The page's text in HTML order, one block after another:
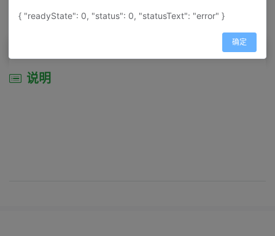
属性： 地图属性： 地图类型-交通线路图
说明
{ "readyState": 0, "status": 0, "statusText": "error" }
确定